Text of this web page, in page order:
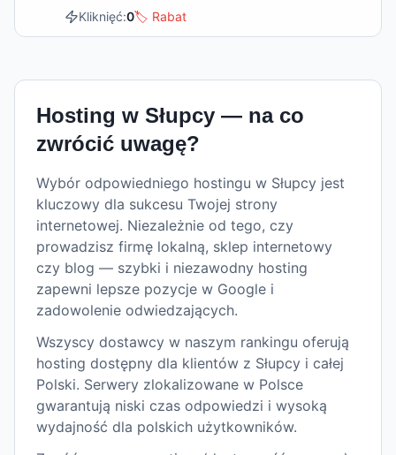
Kliknięć:0🏷️ Rabat
Hosting w Słupcy — na co
zwrócić uwagę?
Wybór odpowiedniego hostingu w Słupcy jest
kluczowy dla sukcesu Twojej strony
internetowej. Niezależnie od tego, czy
prowadzisz firmę lokalną, sklep internetowy
czy blog — szybki i niezawodny hosting
zapewni lepsze pozycje w Google i
zadowolenie odwiedzających.
Wszyscy dostawcy w naszym rankingu oferują
hosting dostępny dla klientów z Słupcy i całej
Polski. Serwery zlokalizowane w Polsce
gwarantują niski czas odpowiedzi i wysoką
wydajność dla polskich użytkowników.